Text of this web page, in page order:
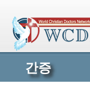
간증